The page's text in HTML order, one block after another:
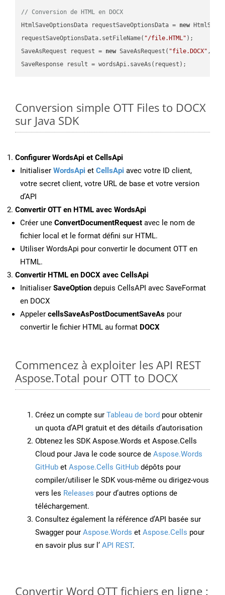
// Conversion de HTML en DOCX
HtmlSaveOptionsData requestSaveOptionsData = new
requestSaveOptionsData.setFileName( "/file.HTML" );
SaveAsRequest request = new SaveAsRequest( "file.DOCX"
Conversion simple OTT Files to DOCX
sur Java SDK
Configurer WordsApi et CellsApi
Initialiser WordsApi et CellsApi avec votre ID client,
votre secret client, votre URL de base et votre version
d’API
Convertir OTT en HTML avec WordsApi
Créer une ConvertDocumentRequest avec le nom de
fichier local et le format défini sur HTML.
Utiliser WordsApi pour convertir le document OTT en
HTML.
Convertir HTML en DOCX avec CellsApi
Initialiser SaveOption depuis CellsAPI avec SaveFormat
en DOCX
Appeler cellsSaveAsPostDocumentSaveAs pour
convertir le fichier HTML au format DOCX
Commencez à exploiter les API REST
Aspose.Total pour OTT to DOCX
Créez un compte sur Tableau de bord pour obtenir
un quota d’API gratuit et des détails d’autorisation
Obtenez les SDK Aspose.Words et Aspose.Cells
Cloud pour Java le code source de Aspose.Words
GitHub et Aspose.Cells GitHub dépôts pour
compiler/utiliser le SDK vous-même ou dirigez-vous
vers les Releases pour d’autres options de
téléchargement.
Consultez également la référence d’API basée sur
Swagger pour Aspose.Words et Aspose.Cells pour
en savoir plus sur l’ API REST.
Convertir Word OTT fichiers en ligne :